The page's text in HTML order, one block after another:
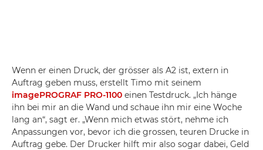
Wenn er einen Druck, der grösser als A2 ist, extern in
Auftrag geben muss, erstellt Timo mit seinem
imagePROGRAF PRO-1100 einen Testdruck. „Ich hänge
ihn bei mir an die Wand und schaue ihn mir eine Woche
lang an“, sagt er. „Wenn mich etwas stört, nehme ich
Anpassungen vor, bevor ich die grossen, teuren Drucke in
Auftrag gebe. Der Drucker hilft mir also sogar dabei, Geld